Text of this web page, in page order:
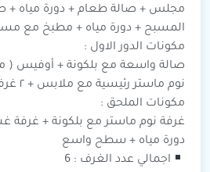
مجلس + صالة طعام + دورة مياه +
المسبح + دورة مياه + مطبخ مع
مكونات الدور الاول :
صالة واسعة مع بلكونة + أوفيس (
نوم ماستر رئيسية مع ملابس + ٢ غرفة نوم ماستر
مكونات الملحق :
غرفة نوم ماستر مع بلكونة + غرفة
دورة مياه + سطح واسع
اجمالي عدد الغرف : 6